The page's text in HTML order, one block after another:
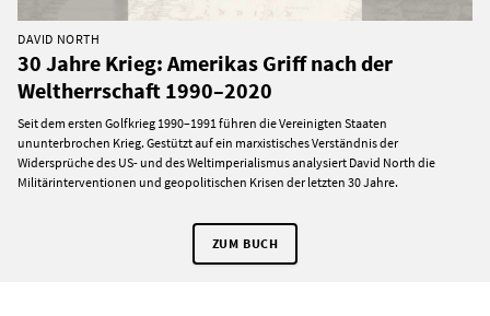
DAVID NORTH
30 Jahre Krieg: Amerikas Griff nach der
Weltherrschaft 1990–2020
Seit dem ersten Golfkrieg 1990–1991 führen die Vereinigten Staaten
ununterbrochen Krieg. Gestützt auf ein marxistisches Verständnis der
Widersprüche des US- und des Weltimperialismus analysiert David North die
Militärinterventionen und geopolitischen Krisen der letzten 30 Jahre.
ZUM BUCH